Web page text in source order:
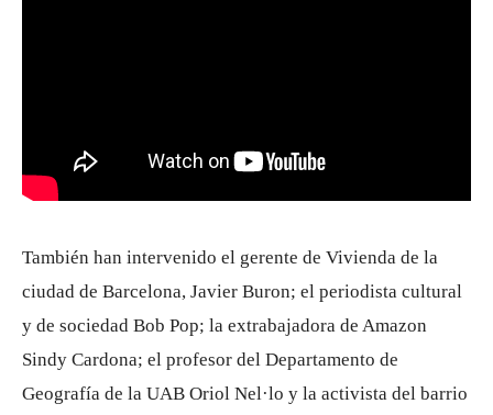
También han intervenido el gerente de Vivienda de la
ciudad de Barcelona, Javier Buron; el periodista cultural
y de sociedad Bob Pop; la extrabajadora de Amazon
Sindy Cardona; el profesor del Departamento de
Geografía de la UAB Oriol Nel·lo y la activista del barrio